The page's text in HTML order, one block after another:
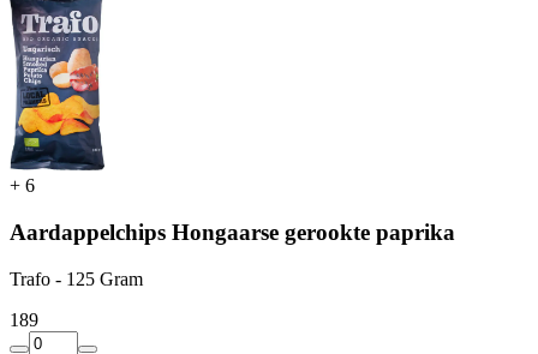
+ 6
Aardappelchips Hongaarse gerookte paprika
Trafo - 125 Gram
189